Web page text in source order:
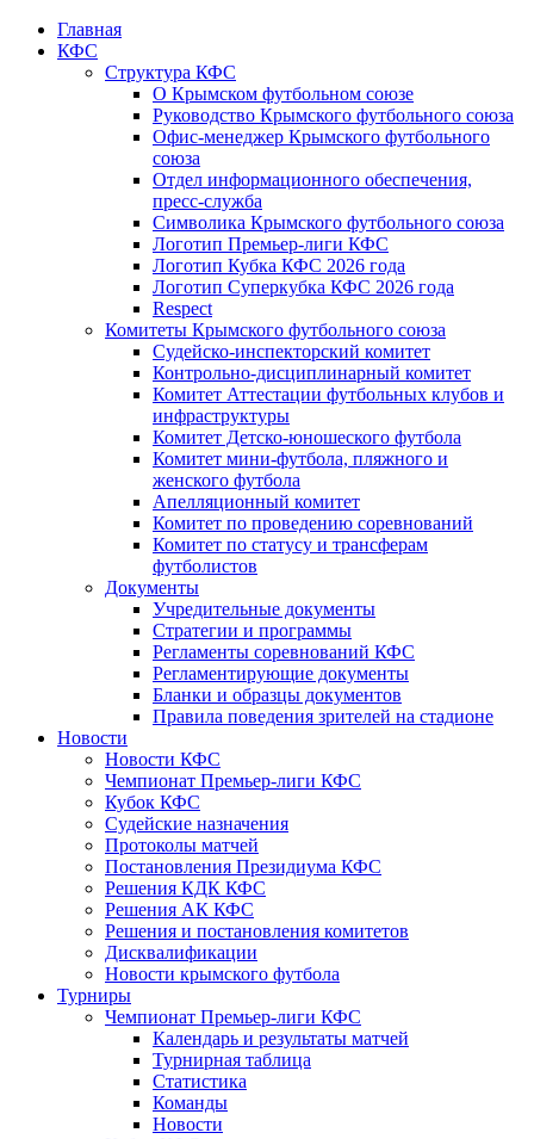
Главная
КФС
Структура КФС
О Крымском футбольном союзе
Руководство Крымского футбольного союза
Офис-менеджер Крымского футбольного
союза
Отдел информационного обеспечения,
пресс-служба
Символика Крымского футбольного союза
Логотип Премьер-лиги КФС
Логотип Кубка КФС 2026 года
Логотип Суперкубка КФС 2026 года
Respect
Комитеты Крымского футбольного союза
Судейско-инспекторский комитет
Контрольно-дисциплинарный комитет
Комитет Аттестации футбольных клубов и
инфраструктуры
Комитет Детско-юношеского футбола
Комитет мини-футбола, пляжного и
женского футбола
Апелляционный комитет
Комитет по проведению соревнований
Комитет по статусу и трансферам
футболистов
Документы
Учредительные документы
Стратегии и программы
Регламенты соревнований КФС
Регламентирующие документы
Бланки и образцы документов
Правила поведения зрителей на стадионе
Новости
Новости КФС
Чемпионат Премьер-лиги КФС
Кубок КФС
Судейские назначения
Протоколы матчей
Постановления Президиума КФС
Решения КДК КФС
Решения АК КФС
Решения и постановления комитетов
Дисквалификации
Новости крымского футбола
Турниры
Чемпионат Премьер-лиги КФС
Календарь и результаты матчей
Турнирная таблица
Статистика
Команды
Новости